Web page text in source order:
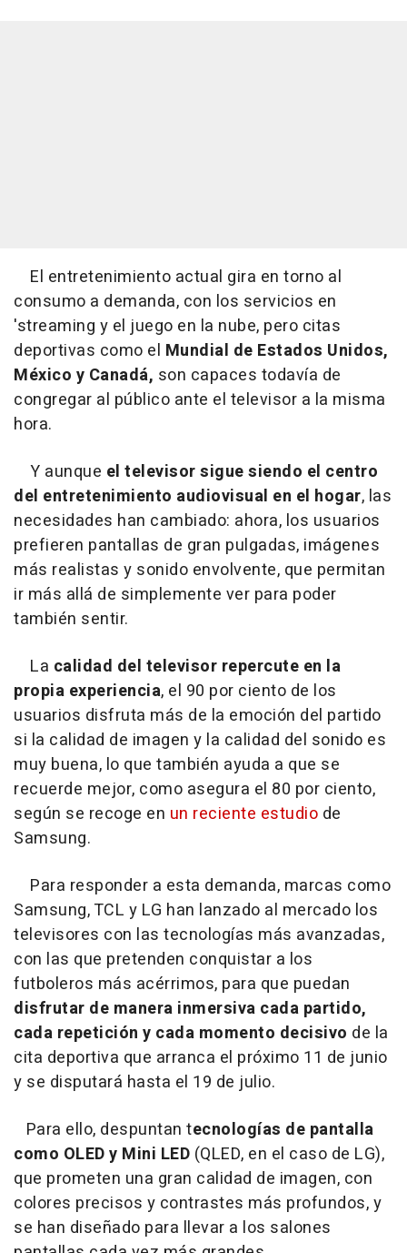
El entretenimiento actual gira en torno al
consumo a demanda, con los servicios en
'streaming y el juego en la nube, pero citas
deportivas como el Mundial de Estados Unidos,
México y Canadá, son capaces todavía de
congregar al público ante el televisor a la misma
hora.
Y aunque el televisor sigue siendo el centro
del entretenimiento audiovisual en el hogar, las
necesidades han cambiado: ahora, los usuarios
prefieren pantallas de gran pulgadas, imágenes
más realistas y sonido envolvente, que permitan
ir más allá de simplemente ver para poder
también sentir.
La calidad del televisor repercute en la
propia experiencia, el 90 por ciento de los
usuarios disfruta más de la emoción del partido
si la calidad de imagen y la calidad del sonido es
muy buena, lo que también ayuda a que se
recuerde mejor, como asegura el 80 por ciento,
según se recoge en un reciente estudio de
Samsung.
Para responder a esta demanda, marcas como
Samsung, TCL y LG han lanzado al mercado los
televisores con las tecnologías más avanzadas,
con las que pretenden conquistar a los
futboleros más acérrimos, para que puedan
disfrutar de manera inmersiva cada partido,
cada repetición y cada momento decisivo de la
cita deportiva que arranca el próximo 11 de junio
y se disputará hasta el 19 de julio.
Para ello, despuntan tecnologías de pantalla
como OLED y Mini LED (QLED, en el caso de LG),
que prometen una gran calidad de imagen, con
colores precisos y contrastes más profundos, y
se han diseñado para llevar a los salones